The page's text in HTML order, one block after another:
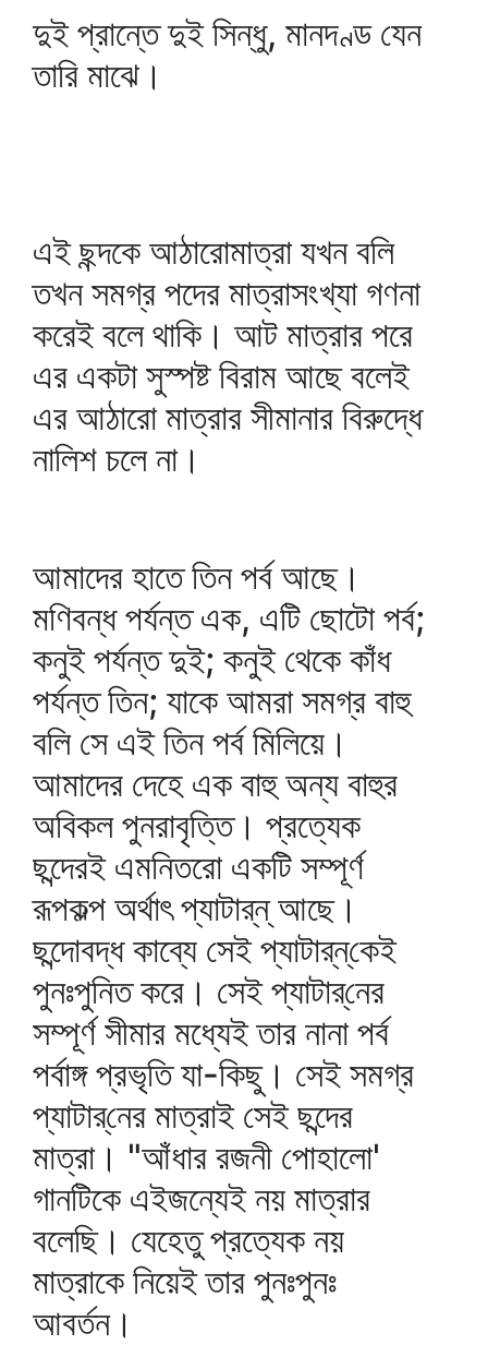
দুই প্রান্তে দুই সিন্ধু, মানদণ্ড যেন
তারি মাঝে।
এই ছন্দকে আঠারোমাত্রা যখন বলি
তখন সমগ্র পদের মাত্রাসংখ্যা গণনা
করেই বলে থাকি। আট মাত্রার পরে
এর একটা সুস্পষ্ট বিরাম আছে বলেই
এর আঠারো মাত্রার সীমানার বিরুদ্ধে
নালিশ চলে না।
আমাদের হাতে তিন পর্ব আছে।
মণিবন্ধ পর্যন্ত এক, এটি ছোটো পর্ব;
কনুই পর্যন্ত দুই; কনুই থেকে কাঁধ
পর্যন্ত তিন; যাকে আমরা সমগ্র বাহু
বলি সে এই তিন পর্ব মিলিয়ে।
আমাদের দেহে এক বাহু অন্য বাহুর
অবিকল পুনরাবৃত্তি। প্রত্যেক
ছন্দেরই এমনিতরো একটি সম্পূর্ণ
রূপকল্প অর্থাৎ প্যাটার্‌ন্‌ আছে।
ছন্দোবদ্ধ কাব্যে সেই প্যাটার্‌ন্‌কেই
পুনঃপুনিত করে। সেই প্যাটার্‌নের
সম্পূর্ণ সীমার মধ্যেই তার নানা পর্ব
পর্বাঙ্গ প্রভৃতি যা-কিছু। সেই সমগ্র
প্যাটার্‌নের মাত্রাই সেই ছন্দের
মাত্রা। "আঁধার রজনী পোহালো'
গানটিকে এইজন্যেই নয় মাত্রার
বলেছি। যেহেতু প্রত্যেক নয়
মাত্রাকে নিয়েই তার পুনঃপুনঃ
আবর্তন।